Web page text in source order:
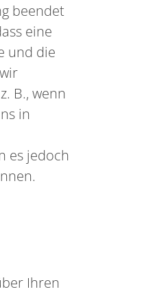
beendet
eine
und die
B., wenn
in
es jedoch
Ihren